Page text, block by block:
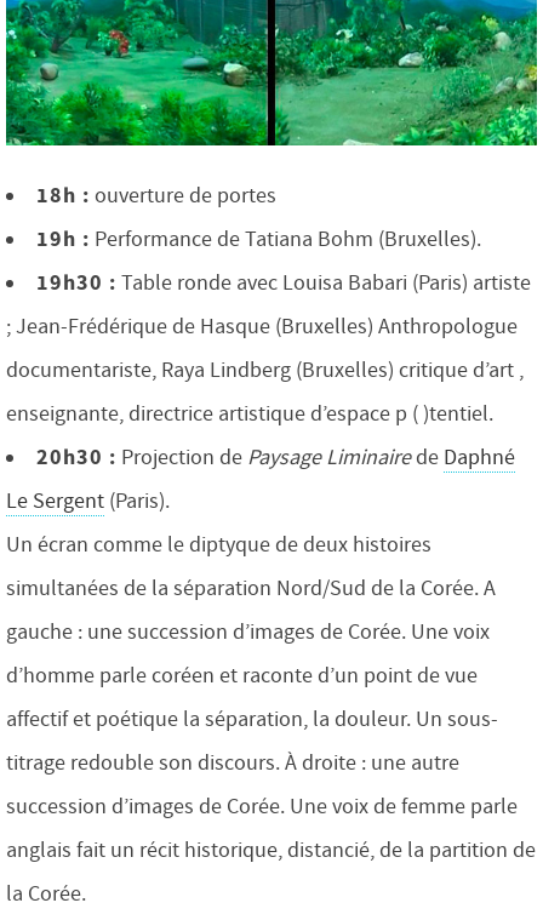
18h : ouverture de portes
19h : Performance de Tatiana Bohm (Bruxelles).
19h30 : Table ronde avec Louisa Babari (Paris) artiste
; Jean-Frédérique de Hasque (Bruxelles) Anthropologue
documentariste, Raya Lindberg (Bruxelles) critique d’art ,
enseignante, directrice artistique d’espace p ( )tentiel.
20h30 : Projection de Paysage Liminairede Daphné
Le Sergent (Paris).
Un écran comme le diptyque de deux histoires
simultanées de la séparation Nord/Sud de la Corée. A
gauche : une succession d’images de Corée. Une voix
d’homme parle coréen et raconte d’un point de vue
affectif et poétique la séparation, la douleur. Un sous-
titrage redouble son discours. À droite : une autre
succession d’images de Corée. Une voix de femme parle
anglais fait un récit historique, distancié, de la partition de
la Corée.